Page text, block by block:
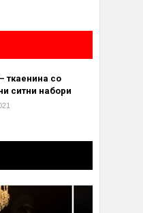
ткаенина со
ситни набори